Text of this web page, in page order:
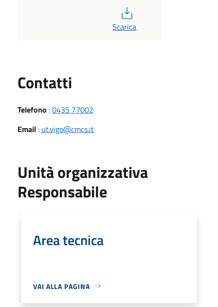
Scarica
Contatti
Telefono :0435 77002
Email : ut.vigo@cmcs.it
Unità organizzativa
Responsabile
Area tecnica
VAI ALLA PAGINA